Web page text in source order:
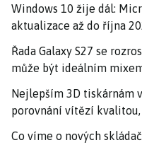
Windows 10 žije dál:
aktualizace až do října
Řada Galaxy S27 se
může být ideálním
Nejlepším 3D tiskárnám
porovnání vítězí
Co víme o nových